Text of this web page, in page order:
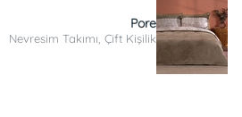
Pore
Nevresim Takımı, Çift Kişilik